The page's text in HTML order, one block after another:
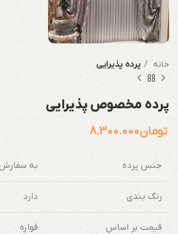
خانه پرده پذیرایی
پرده مخصوص پذیرایی
تومان8.300.000
جنس پرده به
رنگ بندی دارد
قیمت بر اساس قواره